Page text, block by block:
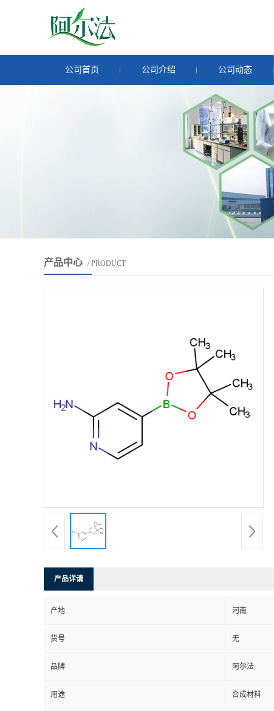
公司首页 公司介绍 公司动态
产品中心 / PRODUCT
产品详请
产地 河南
货号 无
品牌 阿尔法
用途 合成材料